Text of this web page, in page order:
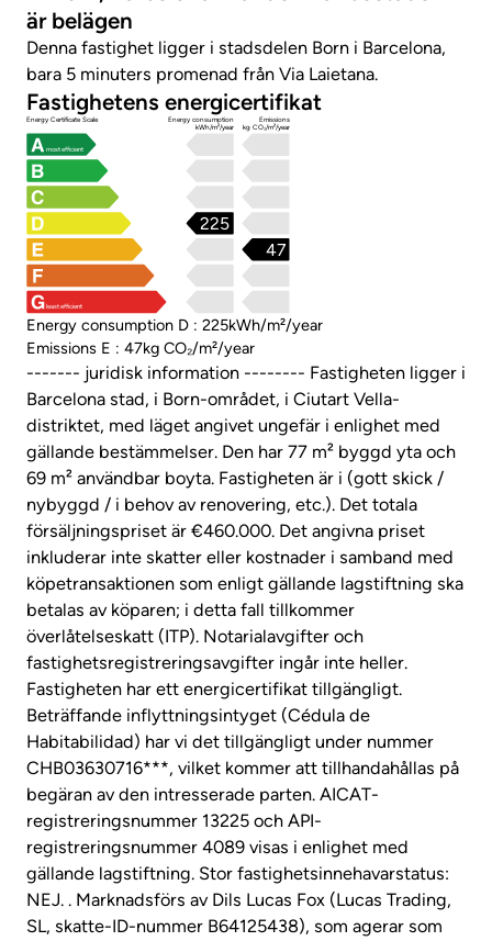
är belägen
Denna fastighet ligger i stadsdelen Born i Barcelona, ​​
bara 5 minuters promenad från Via Laietana.
Fastighetens energicertifikat
Energy Certificate Scale
Energy consumption
kWh/m²/year
Emissions
kg CO₂/m²/year
most efficient
least efficient
47
225
Energy consumption D : 225kWh/m²/year
Emissions E : 47kg CO₂/m²/year
------- juridisk information -------- Fastigheten ligger i
Barcelona stad, i Born-området, i Ciutart Vella-
distriktet, med läget angivet ungefär i enlighet med
gällande bestämmelser. Den har 77 m² byggd yta och
69 m² användbar boyta. Fastigheten är i (gott skick /
nybyggd / i behov av renovering, etc.). Det totala
försäljningspriset är €460.000. Det angivna priset
inkluderar inte skatter eller kostnader i samband med
köpetransaktionen som enligt gällande lagstiftning ska
betalas av köparen; i detta fall tillkommer
överlåtelseskatt (ITP). Notarialavgifter och
fastighetsregistreringsavgifter ingår inte heller.
Fastigheten har ett energicertifikat tillgängligt.
Beträffande inflyttningsintyget (Cédula de
Habitabilidad) har vi det tillgängligt under nummer
CHB03630716***, vilket kommer att tillhandahållas på
begäran av den intresserade parten. AICAT-
registreringsnummer 13225 och API-
registreringsnummer 4089 visas i enlighet med
gällande lagstiftning. Stor fastighetsinnehavarstatus:
NEJ. . Marknadsförs av Dils Lucas Fox (Lucas Trading,
SL, skatte-ID-nummer B64125438), som agerar som